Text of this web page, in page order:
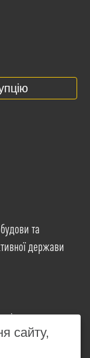
та
держави
на умовах
будь-
дозволяється
сайту,